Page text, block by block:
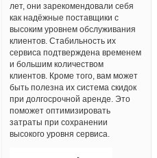
лет, они зарекомендовали себя
как надёжные поставщики с
высоким уровнем обслуживания
клиентов. Стабильность их
сервиса подтверждена временем
и большим количеством
клиентов. Кроме того, вам может
быть полезна их система скидок
при долгосрочной аренде. Это
поможет оптимизировать
затраты при сохранении
высокого уровня сервиса.